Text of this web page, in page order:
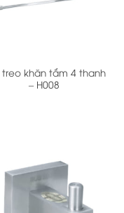
khăn tắm 4 thanh
– H008